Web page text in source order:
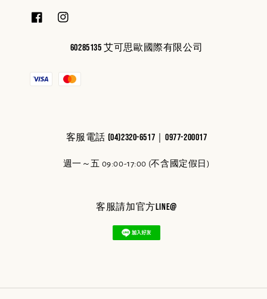
60285135 艾可思歐國際有限公司
客服電話 (04)2320-6517｜0977-200017
週一～五 09:00-17:00 (不含國定假日)
客服請加官方line@